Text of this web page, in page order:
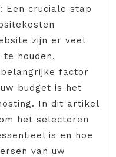
Een cruciale stap
zijn er veel
houden,
factor
budget is het
In dit artikel
het selecteren
is en hoe
van uw